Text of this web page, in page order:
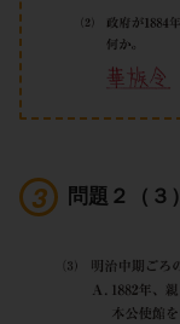
問題２（３）